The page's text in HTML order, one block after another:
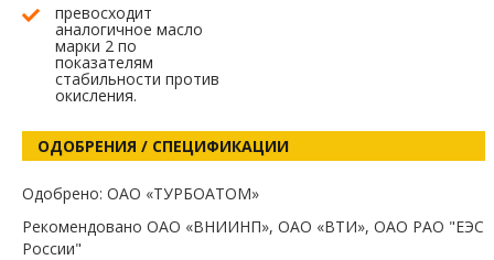
превосходит
аналогичное масло
марки 2 по
показателям
стабильности против
окисления.
ОДОБРЕНИЯ / СПЕЦИФИКАЦИИ
Одобрено: ОАО «ТУРБОАТОМ»
Рекомендовано ОАО «ВНИИНП», ОАО «ВТИ», ОАО РАО "ЕЭС
России"